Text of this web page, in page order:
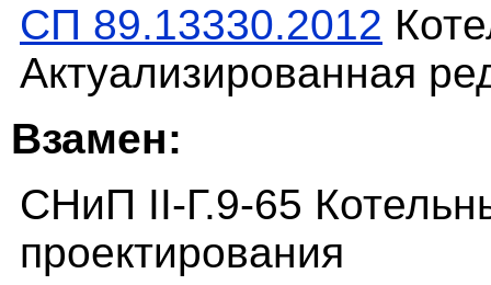
СП 89.13330.2012
Актуализированная
Взамен:
СНиП II-Г.9-65
проектирования